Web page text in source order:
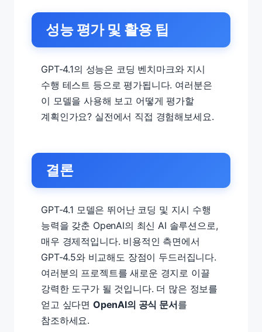
성능 평가 및 활용 팁
GPT-4.1의 성능은 코딩 벤치마크와 지시
수행 테스트 등으로 평가됩니다. 여러분은
이 모델을 사용해 보고 어떻게 평가할
계획인가요? 실전에서 직접 경험해보세요.
결론
GPT-4.1 모델은 뛰어난 코딩 및 지시 수행
능력을 갖춘 OpenAI의 최신 AI 솔루션으로,
매우 경제적입니다. 비용적인 측면에서
GPT-4.5와 비교해도 장점이 두드러집니다.
여러분의 프로젝트를 새로운 경지로 이끌
강력한 도구가 될 것입니다. 더 많은 정보를
얻고 싶다면 OpenAI의 공식 문서를
참조하세요.